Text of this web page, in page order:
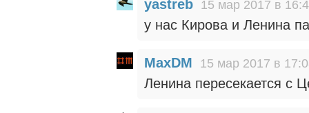
yastreb 15 мар 2017 в
у нас Кирова и Ленина
MaxDM 15 мар 2017 в
Ленина пересекается с